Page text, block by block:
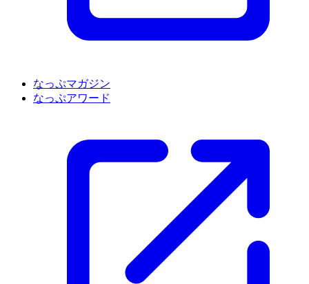
なっぷマガジン
なっぷアワード